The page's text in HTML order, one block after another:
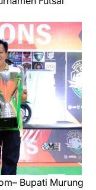
Bupati Murung